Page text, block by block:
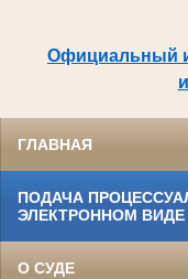
Официальный
ГЛАВНАЯ
ПОДАЧА
ЭЛЕКТРОННОМ ВИДЕ
О СУДЕ